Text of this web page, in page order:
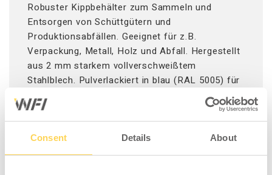
Consent Details About
Robuster Kippbehälter zum Sammeln und
Entsorgen von Schüttgütern und
Produktionsabfällen. Geeignet für z.B.
Verpackung, Metall, Holz und Abfall. Hergestellt
aus 2 mm starkem vollverschweißtem
Stahlblech. Pulverlackiert in blau (RAL 5005) für
Mittenabstand der Einfahrtaschen 395 mm und
Einfahrtaschengröße 225x95 mm. Verfahrbar
mit Hubwagen oder Staplern. Zur Entleerung
wird die über eine Feder verbundene Platte an